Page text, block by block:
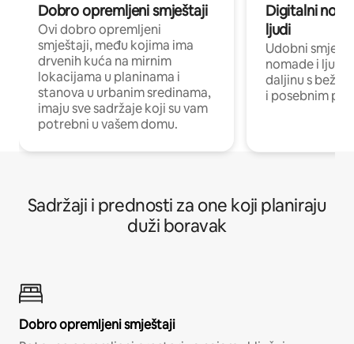
Dobro opremljeni smještaji
Ovi dobro opremljeni
smještaji, među kojima ima
drvenih kuća na mirnim
lokacijama u planinama i
stanova u urbanim sredinama,
imaju sve sadržaje koji su vam
potrebni u vašem domu.
Digitalni
ljudi
Udobni
nomade i ljude
daljinu s
i posebnim
Sadržaji i prednosti za one koji planiraju
duži boravak
Dobro opremljeni smještaji